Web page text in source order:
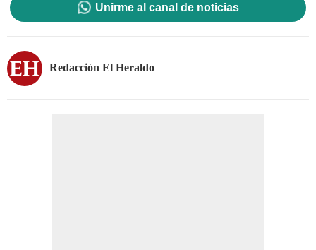
Unirme al canal de noticias
Redacción El Heraldo